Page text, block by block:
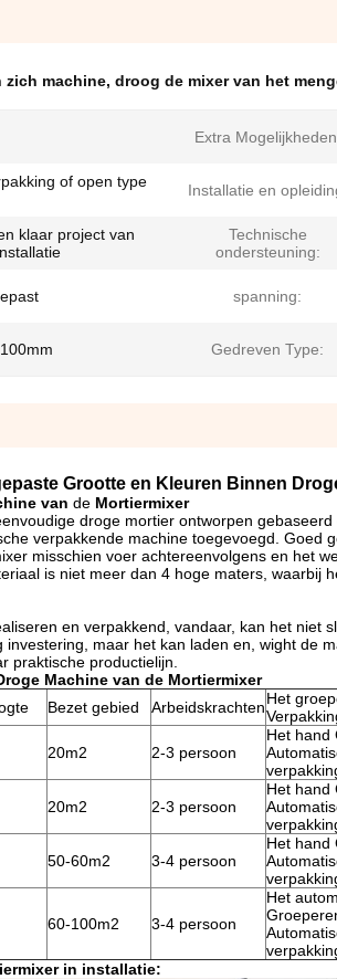
zich machine, droog de mixer van het
Extra
of open type
Installatie en
klaar project van
Technische
ondersteuning:
spanning:
Gedreven Type:
Grootte en Kleuren Binnen
van de Mortiermixer
droge mortier ontworpen
verpakkende machine toegevoegd. Goed
misschien voer achtereenvolgens en het
is niet meer dan 4 hoge maters, waarbij
en verpakkend, vandaar, kan het niet
maar het kan laden en, wight de
praktische productielijn.
Machine van de Mortiermixer
Bezet gebied ArbeidskrachtenHet
20m2 2-3 persoon
Het hand
20m2 2-3 persoon
Het hand
50-60m2 3-4 persoon
Het hand
60-100m2 3-4 persoon
Het
in installatie: